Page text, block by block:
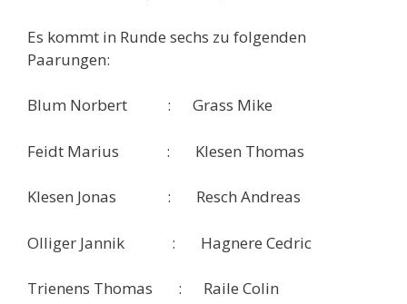
Es kommt in Runde sechs zu folgenden
Paarungen:
Blum Norbert : Grass Mike
Feidt Marius : Klesen Thomas
Klesen Jonas : Resch Andreas
Olliger Jannik : Hagnere Cedric
Trienens Thomas : Raile Colin